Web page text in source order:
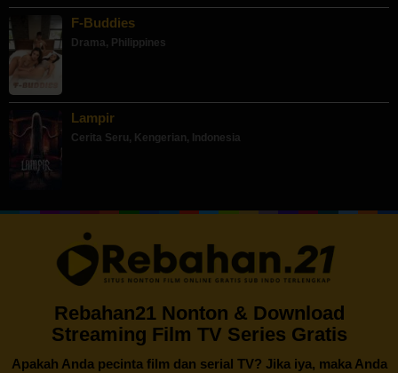
F-Buddies
Drama, Philippines
Lampir
Cerita Seru, Kengerian, Indonesia
Rebahan21 Nonton & Download
Streaming Film TV Series Gratis
Apakah Anda pecinta film dan serial TV? Jika iya, maka Anda